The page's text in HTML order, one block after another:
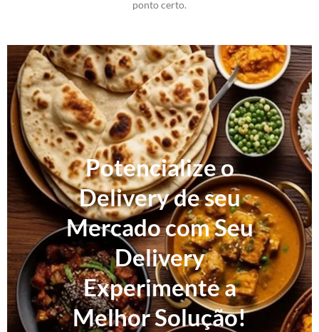
ponto certo.
Potencialize o
Delivery de seu
Mercado com Seu
Delivery
Experimente a
Melhor Solução!